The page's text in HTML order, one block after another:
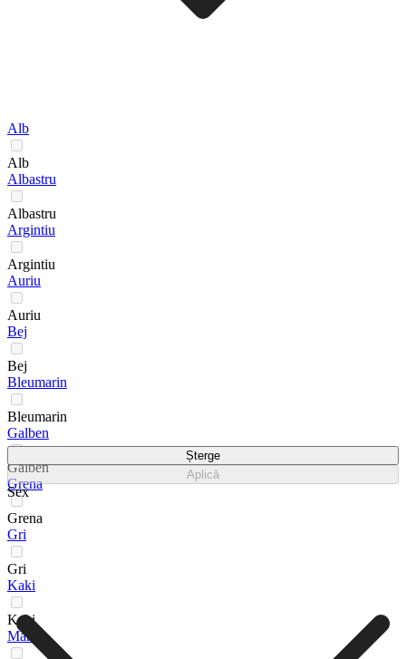
Alb
Alb
Albastru
Albastru
Argintiu
Argintiu
Auriu
Auriu
Bej
Bej
Bleumarin
Bleumarin
Galben
Galben
Grena
Grena
Gri
Gri
Kaki
Kaki
Maro
Șterge
Aplică
Sex